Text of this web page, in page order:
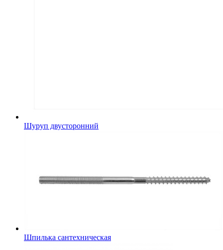
Шуруп двусторонний
Шпилька сантехническая